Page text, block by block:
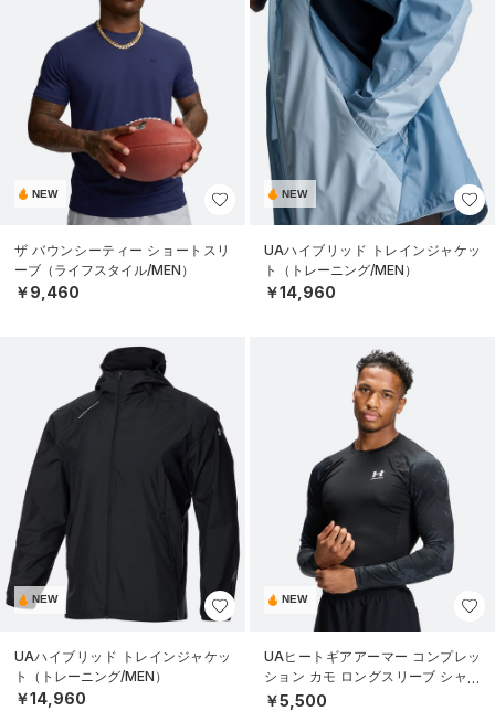
NEW
ザ バウンシーティー ショートスリ
ーブ（ライフスタイル/MEN）
￥9,460
NEW
UAハイブリッド トレインジャケッ
ト（トレーニング/MEN）
￥14,960
NEW
UAハイブリッド トレインジャケッ
ト（トレーニング/MEN）
￥14,960
NEW
UAヒートギアアーマー コンプレッ
ション カモ ロングスリーブ シャツ
（トレーニング/MEN）
￥5,500